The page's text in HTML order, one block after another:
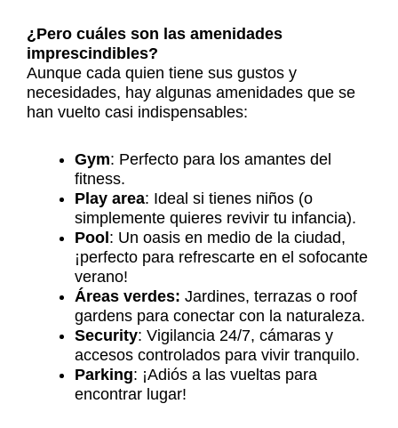
¿Pero cuáles son las amenidades
imprescindibles?
Aunque cada quien tiene sus gustos y
necesidades, hay algunas amenidades que se
han vuelto casi indispensables:
Gym: Perfecto para los amantes del
fitness.
Play area: Ideal si tienes niños (o
simplemente quieres revivir tu infancia).
Pool : Un oasis en medio de la ciudad,
¡perfecto para refrescarte en el sofocante
verano!
Áreas verdes: Jardines, terrazas o roof
gardens para conectar con la naturaleza.
Security: Vigilancia 24/7, cámaras y
accesos controlados para vivir tranquilo.
Parking: ¡Adiós a las vueltas para
encontrar lugar!